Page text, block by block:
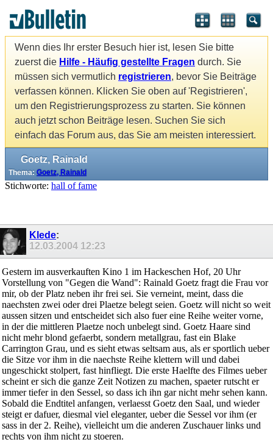
Wenn dies Ihr erster Besuch hier ist, lesen Sie bitte
zuerst die Hilfe - Häufig gestellte Fragen durch. Sie
müssen sich vermutlich registrieren, bevor Sie Beiträge
verfassen können. Klicken Sie oben auf 'Registrieren',
um den Registrierungsprozess zu starten. Sie können
auch jetzt schon Beiträge lesen. Suchen Sie sich
einfach das Forum aus, das Sie am meisten interessiert.
Goetz, Rainald
Thema: Goetz, Rainald
Stichworte: hall of fame
Klede:
12.03.2004 12:23
Gestern im ausverkauften Kino 1 im Hackeschen Hof, 20 Uhr
Vorstellung von "Gegen die Wand": Rainald Goetz fragt die Frau vor
mir, ob der Platz neben ihr frei sei. Sie verneint, meint, dass die
naechsten zwei oder drei Plaetze belegt seien. Goetz will nicht so weit
aussen sitzen und entscheidet sich also fuer eine Reihe weiter vorne,
in der die mittleren Plaetze noch unbelegt sind. Goetz Haare sind
nicht mehr blond gefaerbt, sondern metallgrau, fast ein Blake
Carrington Grau, und es sieht etwas seltsam aus, als er sportlich ueber
die Sitze vor ihm in die naechste Reihe klettern will und dabei
ungeschickt stolpert, fast hinfliegt. Die erste Haelfte des Filmes ueber
scheint er sich die ganze Zeit Notizen zu machen, spaeter rutscht er
immer tiefer in den Sessel, so dass ich ihn gar nicht mehr sehen kann.
Sobald die Endtitel anfangen, verlaesst Goetz den Saal, und wieder
steigt er dafuer, diesmal viel eleganter, ueber die Sessel vor ihm (er
sass in der 2. Reihe), vielleicht um die anderen Zuschauer links und
rechts von ihm nicht zu stoeren.